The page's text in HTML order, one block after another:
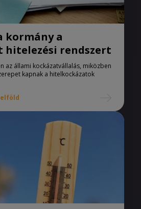
a
rendszert
az állami kockázatvállalás, miközben
kapnak a hitelkockázatok